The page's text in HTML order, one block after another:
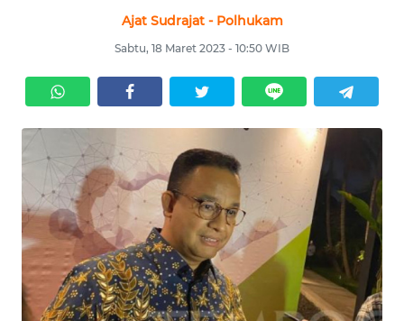
Ajat Sudrajat - Polhukam
Sabtu, 18 Maret 2023 - 10:50 WIB
KRIMINAL
EKUIN
SAINS-TEKNO
KESEHATAN
INTERNASIONAL